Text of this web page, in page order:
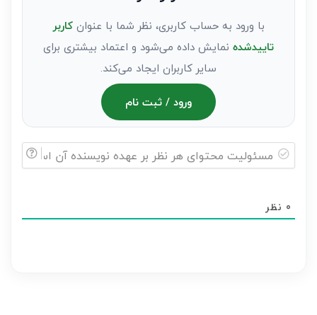
با ورود به حساب کاربری، نظر شما با عنوانکاربر
تاییدشده نمایش داده می‌شود و اعتماد بیشتری برای
سایر کاربران ایجاد می‌کند.
ورود / ثبت نام
هر
0 نظر